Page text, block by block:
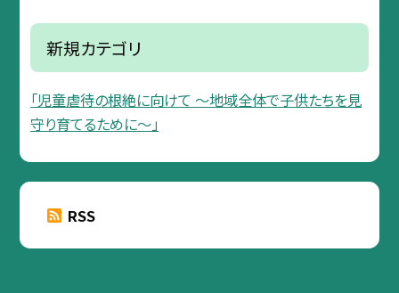
新規カテゴリ
「児童虐待の根絶に向けて 〜地域全体で子供たちを見
守り育てるために〜」
RSS